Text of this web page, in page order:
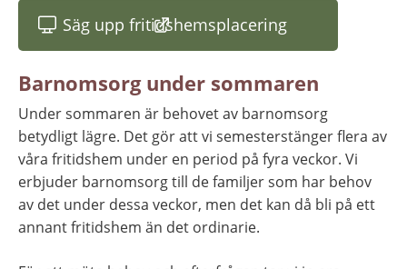
Säg upp fritidshemsplacering
(länk till annan webbplats)
Barnomsorg under sommaren
Under sommaren är behovet av barnomsorg
betydligt lägre. Det gör att vi semesterstänger flera av
våra fritidshem under en period på fyra veckor. Vi
erbjuder barnomsorg till de familjer som har behov
av det under dessa veckor, men det kan då bli på ett
annant fritidshem än det ordinarie.